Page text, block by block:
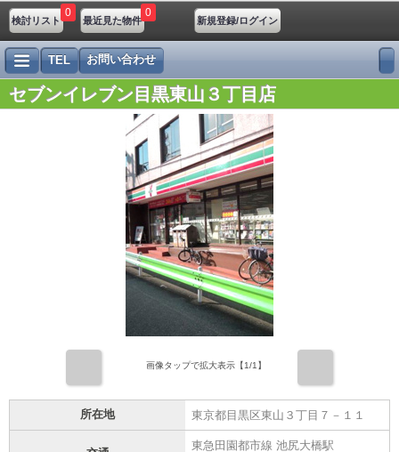
検討リスト
0
最近見た物件
0
新規登録/ログイン
TEL お問い合わせ
セブンイレブン目黒東山３丁目店
画像タップで拡大表示【1/1】
所在地 東京都目黒区東山３丁目７－１１
東急田園都市線 池尻大橋駅